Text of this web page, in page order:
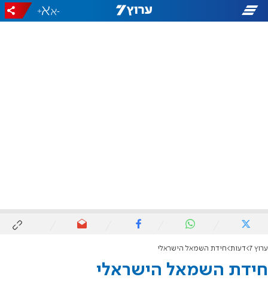
-
+
ערוץ 7 דעות חידת השמאל הישראלי
חידת השמאל הישראלי